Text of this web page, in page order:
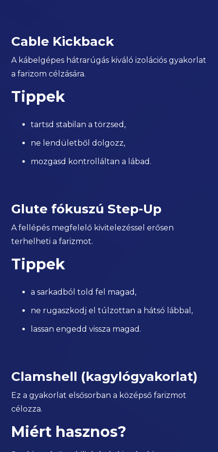
Cable Kickback
A kábelgépes hátrarúgás kiváló izolációs gyakorlat
a farizom célzására.
Tippek
tartsd stabilan a törzsed,
ne lendületből dolgozz,
mozgasd kontrolláltan a lábad.
Glute fókuszú Step-Up
A fellépés megfelelő kivitelezéssel erősen
terhelheti a farizmot.
Tippek
a sarkadból told fel magad,
ne rugaszkodj el túlzottan a hátsó lábbal,
lassan engedd vissza magad.
Clamshell (kagylógyakorlat)
Ez a gyakorlat elsősorban a középső farizmot
célozza.
Miért hasznos?